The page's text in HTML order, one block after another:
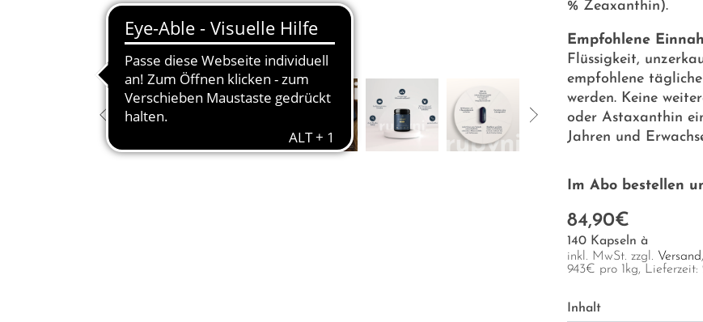
% Zeaxanthin).
Empfohlene
Flüssigkeit,
empfohlene
werden. Keine
oder Astaxanthin
Jahren und
Im Abo bestellen
140 Kapseln à
84,90€
inkl. MwSt. zzgl. Versand
943€ pro 1kg, Lieferzeit:
Inhalt